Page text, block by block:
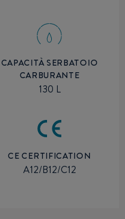
CAPACITÀ SERBATOIO
CARBURANTE
130 L
CE CERTIFICATION
A12/B12/C12